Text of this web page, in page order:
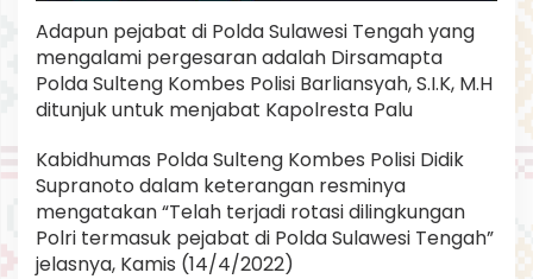
Adapun pejabat di Polda Sulawesi Tengah yang
mengalami pergesaran adalah Dirsamapta
Polda Sulteng Kombes Polisi Barliansyah, S.I.K, M.H
ditunjuk untuk menjabat Kapolresta Palu
Kabidhumas Polda Sulteng Kombes Polisi Didik
Supranoto dalam keterangan resminya
mengatakan “Telah terjadi rotasi dilingkungan
Polri termasuk pejabat di Polda Sulawesi Tengah”
jelasnya, Kamis (14/4/2022)